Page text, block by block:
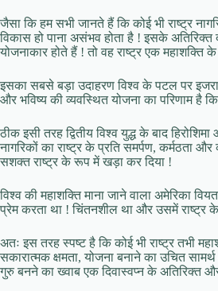
जैसा कि हम सभी जानते हैं कि कोई भी राष्ट्र
विकास हो पाना असंभव होता है ! इसके अतिरिक्त
योजनाकार होते हैं ! तो वह राष्ट्र एक
इसका सबसे बड़ा उदाहरण विश्व के पटल पर
और भविष्य की व्यवस्थित योजना का परिणाम है
ठीक इसी तरह द्वितीय विश्व युद्ध के बाद
नागरिकों का राष्ट्र के प्रति समर्पण, कर्मठता
सशक्त राष्ट्र के रूप में खड़ा कर दिया !
विश्व की महाशक्ति माना जाने वाला अमेरिका
प्रेम करता था ! चिंतनशील था और उसमें राष्ट्र के
अतः इस तरह स्पष्ट है कि कोई भी राष्ट्र तभी
सकारात्मक क्षमता, योजना बनाने का उचित
गुरु बनने का ख्वाब एक दिवास्वप्न के अतिरिक्त